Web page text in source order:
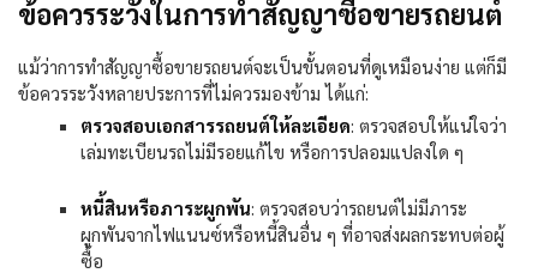
ข้อควรระวังในการทำสัญญาซื้อขายรถยนต์
แม้ว่าการทำสัญญาซื้อขายรถยนต์จะเป็นขั้นตอนที่ดูเหมือนง่าย แต่ก็มี
ข้อควรระวังหลายประการที่ไม่ควรมองข้าม ได้แก่:
ตรวจสอบเอกสารรถยนต์ให้ละเอียด: ตรวจสอบให้แน่ใจว่า
เล่มทะเบียนรถไม่มีรอยแก้ไข หรือการปลอมแปลงใด ๆ
หนี้สินหรือภาระผูกพัน: ตรวจสอบว่ารถยนต์ไม่มีภาระ
ผูกพันจากไฟแนนซ์หรือหนี้สินอื่น ๆ ที่อาจส่งผลกระทบต่อผู้
ซื้อ